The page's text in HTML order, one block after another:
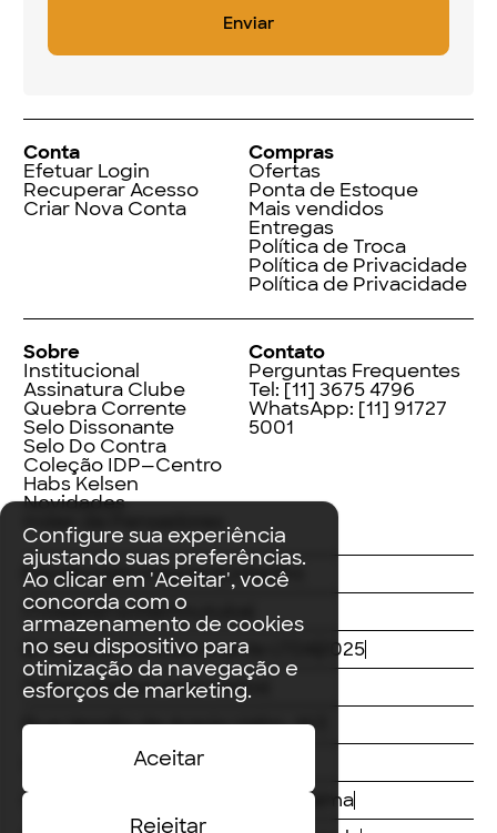
Configure sua experiência
ajustando suas preferências.
Ao clicar em 'Aceitar', você
concorda com o
armazenamento de cookies
no seu dispositivo para
otimização da navegação e
esforços de marketing.
Aceitar
Rejeitar
Conta
Efetuar Login
Recuperar Acesso
Criar Nova Conta
Compras
Ofertas
Ponta de Estoque
Mais vendidos
Entregas
Política de Troca
Política de Privacidade
Política de Privacidade
Sobre
Institucional
Assinatura Clube
Quebra Corrente
Selo Dissonante
Selo Do Contra
Coleção IDP—Centro
Habs Kelsen
Novidades
Index de Pensadores
Contato
Perguntas Frequentes
Tel: [11] 3675 4796
WhatsApp: [11] 91727
5001
FacebookInstagramLinkedIn
ThreadsTwitterYoutube
© Editora Contracorrente LTDA
2025
Todos direitos reservados
Rua Vergílio de Araújo Valim, 167
CEP: 18707-815
Centro de Distribuição Macunaíma